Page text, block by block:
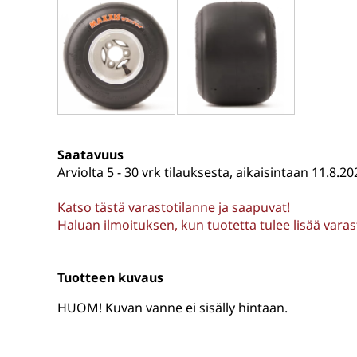
Saatavuus
Arviolta 5 - 30 vrk tilauksesta, aikaisintaan
Katso tästä varastotilanne ja saapuvat!
Haluan ilmoituksen, kun tuotetta tulee lisää
Tuotteen kuvaus
HUOM! Kuvan vanne ei sisälly hintaan.